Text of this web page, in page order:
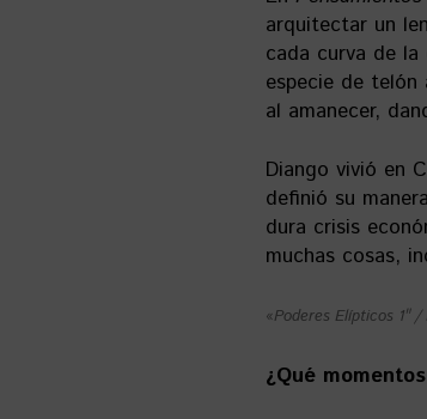
arquitectar un
cada curva de
especie de
al amanecer,
Diango vivió en
definió su
dura crisis
muchas cosas,
«Poderes Elípticos 1″
¿Qué